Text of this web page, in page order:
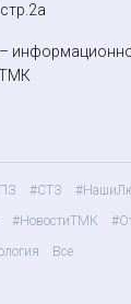
–
#СТЗ
#НовостиТМК
Все